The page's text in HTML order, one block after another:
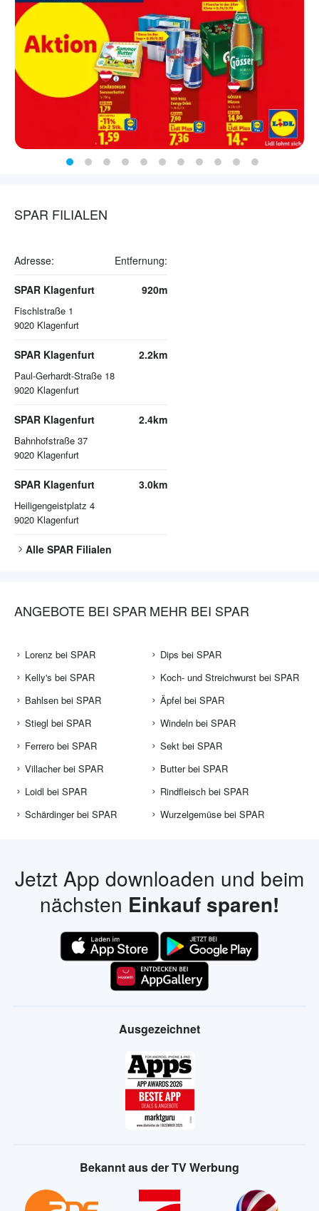
SPAR FILIALEN
Adresse: Entfernung:
SPAR Klagenfurt
Fischlstraße 1
9020 Klagenfurt
920m
SPAR Klagenfurt
Paul-Gerhardt-Straße 18
9020 Klagenfurt
2.2km
SPAR Klagenfurt
Bahnhofstraße 37
9020 Klagenfurt
2.4km
SPAR Klagenfurt
Heiligengeistplatz 4
9020 Klagenfurt
3.0km
Alle SPAR Filialen
ANGEBOTE BEI SPAR
Lorenz bei SPAR
Kelly's bei SPAR
Bahlsen bei SPAR
Stiegl bei SPAR
Ferrero bei SPAR
Villacher bei SPAR
Loidl bei SPAR
Schärdinger bei SPAR
MEHR BEI SPAR
Dips bei SPAR
Koch- und Streichwurst bei SPAR
Äpfel bei SPAR
Windeln bei SPAR
Sekt bei SPAR
Butter bei SPAR
Rindfleisch bei SPAR
Wurzelgemüse bei SPAR
Jetzt App downloaden und beim
nächsten Einkauf sparen!
Ausgezeichnet
Bekannt aus der TV Werbung